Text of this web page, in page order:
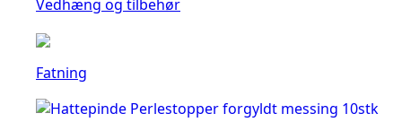
Vedhæng og tilbehør
Fatning